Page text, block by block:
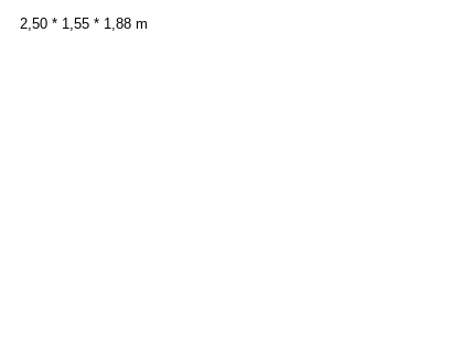
2,50 * 1,55 * 1,88 m